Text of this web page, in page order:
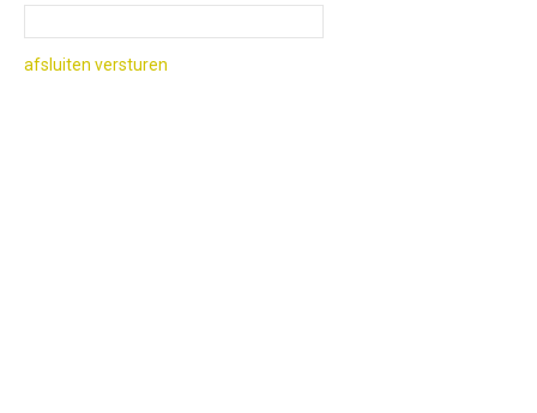
afsluiten versturen